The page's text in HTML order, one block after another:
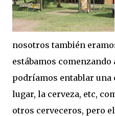
nosotros también
estábamos comenzando
podríamos entablar una
lugar, la cerveza, etc,
otros cerveceros, pero